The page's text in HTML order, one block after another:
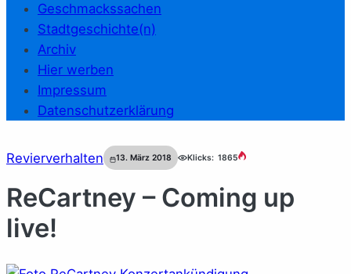
Geschmackssachen
Stadtgeschichte(n)
Archiv
Hier werben
Impressum
Datenschutzerklärung
Revierverhalten 13. März 2018 Klicks: 1865
ReCartney – Coming up
live!